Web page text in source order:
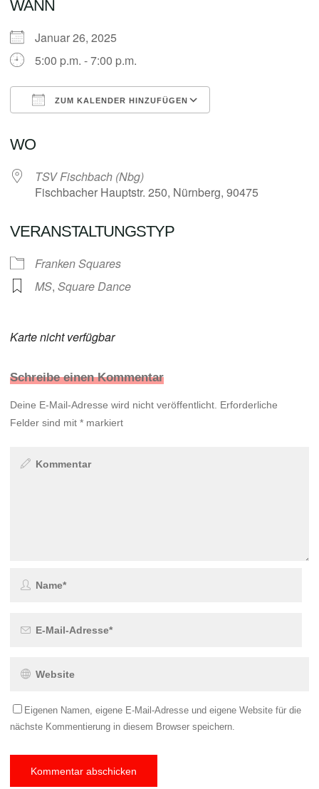
WANN
Januar 26, 2025
5:00 p.m. - 7:00 p.m.
ZUM KALENDER HINZUFÜGEN
WO
TSV Fischbach (Nbg)
Fischbacher Hauptstr. 250, Nürnberg, 90475
VERANSTALTUNGSTYP
Franken Squares
MS,Square Dance
Karte nicht verfügbar
Schreibe einen Kommentar
Deine E-Mail-Adresse wird nicht veröffentlicht. Erforderliche
Felder sind mit* markiert
Eigenen Namen, eigene E-Mail-Adresse und eigene Website für die
nächste Kommentierung in diesem Browser speichern.